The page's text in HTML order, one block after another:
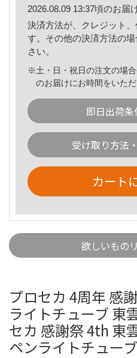
2026.08.09 13:37頃のお届
決済方法が、クレジット
す。その他の決済方法の場
さい。
※土・日・祝日の注文の場
のお届けにお時間をいた
即日出荷
受け取り方法
カート
欲しいもの
プロセカ 4周年 感
ライトチューブ 東
セカ 感謝祭 4th 東
ペンライトチュー